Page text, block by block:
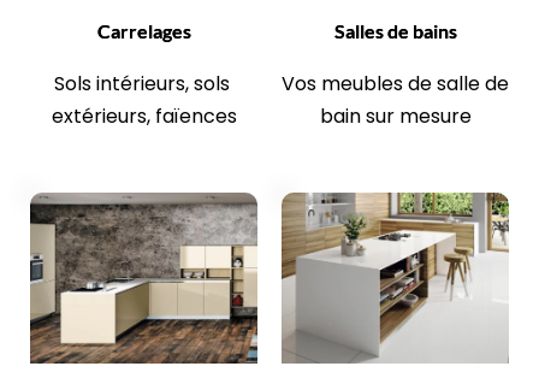
Carrelages
Sols intérieurs, sols
extérieurs, faïences
Salles de bains
Vos meubles de salle de
bain sur mesure